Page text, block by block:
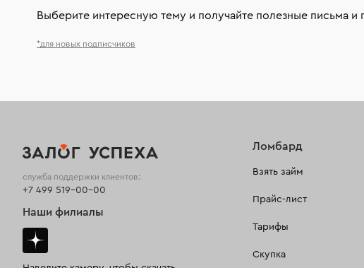
Выберите интересную тему и получайте полезные письма и
*для новых подписчиков
Ломбард
Взять займ
Прайс-лист
Тарифы
Скупка
служба поддержки клиентов:
+7 499 519-00-00
Наши филиалы